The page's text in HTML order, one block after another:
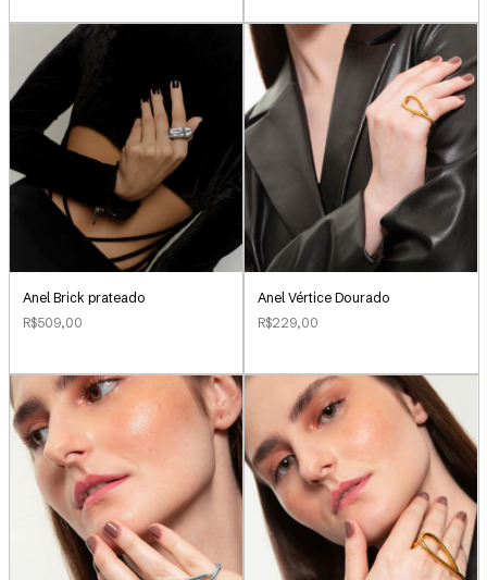
Anel Brick prateado
R$509,00
Anel Vértice Dourado
R$229,00